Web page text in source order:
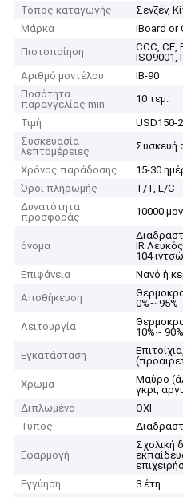
Τόπος καταγωγής
Σενζέν,
Μάρκα
iBoard or
Πιστοποίηση
CCC, CE,
ISO9001,
Αριθμό μοντέλου
ΙΒ-90
Ποσότητα
παραγγελίας min
10 τεμ.
Τιμή
USD150-
Συσκευασία
λεπτομέρειες
Συσκευή
Χρόνος παράδοσης
15-30
Όροι πληρωμής
T/T, L/C
Δυνατότητα
προσφοράς
10000
όνομα
IR
104
Επιφάνεια
Νανό ή
Αποθήκευση
0%~ 95%
Λειτουργία
10%~ 90%
Εγκατάσταση
Χρώμα
Μαύρο
γκρι,
Διπλωμένο
ΟΧΙ
Τύπος
Εφαρμογή
Σχολική
Εγγύηση
3 έτη